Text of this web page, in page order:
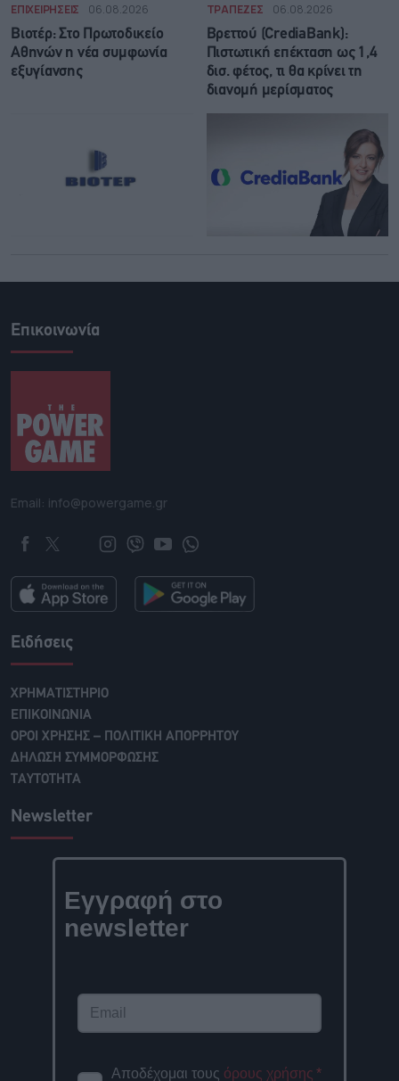
ΕΠΙΧΕΙΡΗΣΕΙΣ 06.08.2026
Βιοτέρ: Στο Πρωτοδικείο
Αθηνών η νέα συμφωνία
εξυγίανσης
ΤΡΑΠΕΖΕΣ 06.08.2026
Βρεττού (CrediaBank):
Πιστωτική επέκταση ως 1,4
δισ. φέτος, τι θα κρίνει τη
διανομή μερίσματος
Επικοινωνία
Email: info@powergame.gr
Ειδήσεις
ΧΡΗΜΑΤΙΣΤΗΡΙΟ
ΕΠΙΚΟΙΝΩΝΙΑ
ΟΡΟΙ ΧΡΗΣΗΣ – ΠΟΛΙΤΙΚΗ ΑΠΟΡΡΗΤΟΥ
ΔΗΛΩΣΗ ΣΥΜΜΟΡΦΩΣΗΣ
ΤΑΥΤΟΤΗΤΑ
Newsletter
Εγγραφή στο
newsletter
Αποδέχομαι τους όρους χρήσης *